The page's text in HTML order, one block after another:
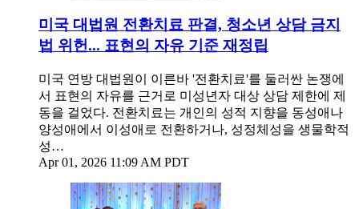
미국 대법원 전환치료 판결, 청소년 상담 금지
법 위헌... 표현의 자유 기준 재정립
미국 연방 대법원이 이른바 '전환치료'를 둘러싼 논쟁에
서 표현의 자유를 근거로 미성년자 대상 상담 제한에 제
동을 걸었다. 전환치료는 개인의 성적 지향을 동성애나
양성애에서 이성애로 전환하거나, 성정체성을 생물학적
성…
Apr 01, 2026 11:09 AM PDT